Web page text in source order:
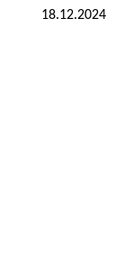
18.12.2024